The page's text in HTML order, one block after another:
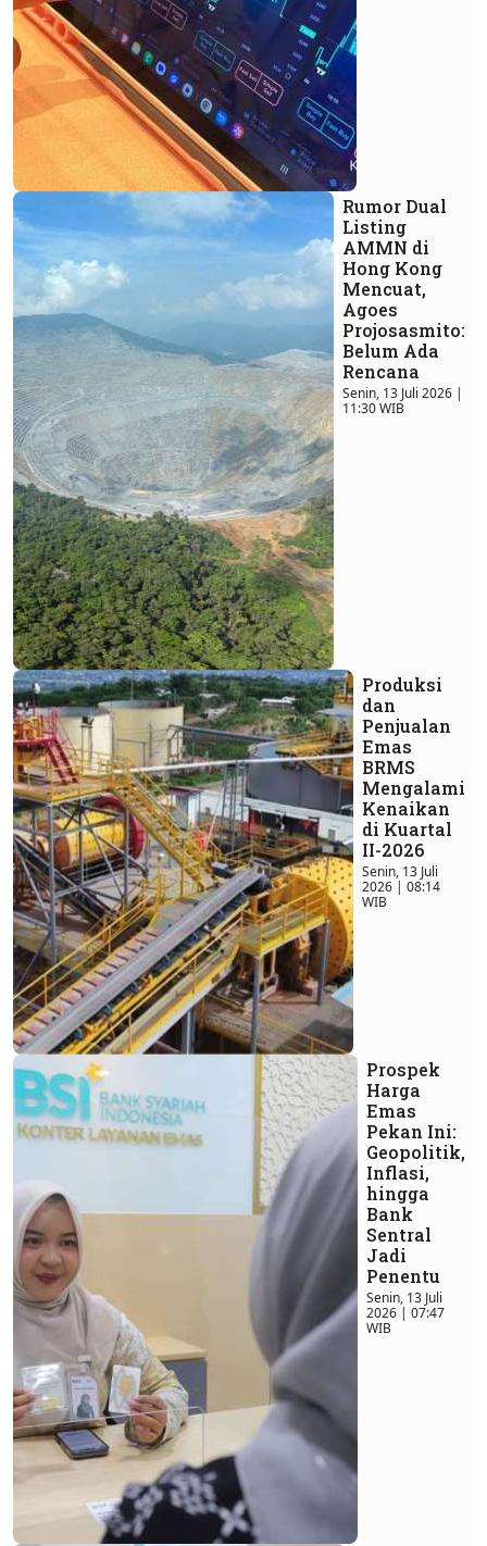
Rumor Dual
Listing
AMMN di
Hong Kong
Mencuat,
Agoes
Projosasmito:
Belum Ada
Rencana
Senin, 13 Juli 2026 |
11:30 WIB
Produksi
dan
Penjualan
Emas
BRMS
Mengalami
Kenaikan
di Kuartal
II-2026
Senin, 13 Juli
2026 | 08:14
WIB
Prospek
Harga
Emas
Pekan Ini:
Geopolitik,
Inflasi,
hingga
Bank
Sentral
Jadi
Penentu
Senin, 13 Juli
2026 | 07:47
WIB